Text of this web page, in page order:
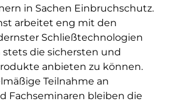
in Sachen Einbruchschutz.
arbeitet eng mit den
Schließtechnologien
die sichersten und
anbieten zu können.
Teilnahme an
Fachseminaren bleiben die